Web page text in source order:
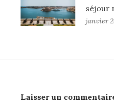
séjour
janvier
Laisser un